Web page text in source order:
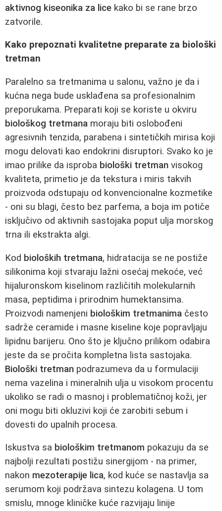
aktivnog kiseonika za lice kako bi se rane brzo
zatvorile.
Kako prepoznati kvalitetne preparate za biološki
tretman
Paralelno sa tretmanima u salonu, važno je da i
kućna nega bude usklađena sa profesionalnim
preporukama. Preparati koji se koriste u okviru
biološkog tretmana moraju biti oslobođeni
agresivnih tenzida, parabena i sintetičkih mirisa koji
mogu delovati kao endokrini disruptori. Svako ko je
imao prilike da isproba biološki tretman visokog
kvaliteta, primetio je da tekstura i miris takvih
proizvoda odstupaju od konvencionalne kozmetike
- oni su blagi, često bez parfema, a boja im potiče
isključivo od aktivnih sastojaka poput ulja morskog
trna ili ekstrakta algi.
Kod bioloških tretmana, hidratacija se ne postiže
silikonima koji stvaraju lažni osećaj mekoće, već
hijaluronskom kiselinom različitih molekularnih
masa, peptidima i prirodnim humektansima.
Proizvodi namenjeni biološkim tretmanima često
sadrže ceramide i masne kiseline koje popravljaju
lipidnu barijeru. Ono što je ključno prilikom odabira
jeste da se pročita kompletna lista sastojaka.
Biološki tretman podrazumeva da u formulaciji
nema vazelina i mineralnih ulja u visokom procentu
ukoliko se radi o masnoj i problematičnoj koži, jer
oni mogu biti okluzivi koji će zarobiti sebum i
dovesti do upalnih procesa.
Iskustva sa biološkim tretmanom pokazuju da se
najbolji rezultati postižu sinergijom - na primer,
nakon mezoterapije lica, kod kuće se nastavlja sa
serumom koji podržava sintezu kolagena. U tom
smislu, mnoge kliničke kuće razvijaju linije